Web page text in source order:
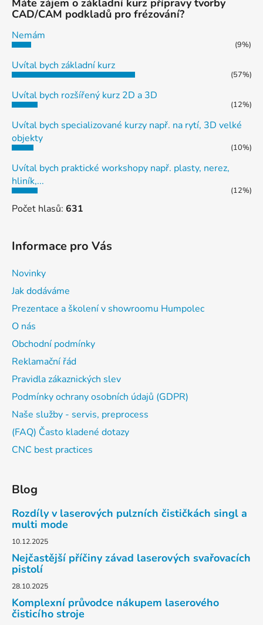
CAD/CAM podkladů pro frézování?
Nemám
(9%)
Uvítal bych základní kurz
(57%)
Uvítal bych rozšířený kurz 2D a 3D
(12%)
Uvítal bych specializované kurzy např. na rytí, 3D velké
objekty
(10%)
Uvítal bych praktické workshopy např. plasty, nerez,
hliník,...
(12%)
Počet hlasů: 631
Informace pro Vás
Novinky
Jak dodáváme
Prezentace a školení v showroomu Humpolec
O nás
Obchodní podmínky
Reklamační řád
Pravidla zákaznických slev
Podmínky ochrany osobních údajů (GDPR)
Naše služby - servis, preprocess
(FAQ) Často kladené dotazy
CNC best practices
Blog
Rozdíly v laserových pulzních čističkách singl a
multi mode
10.12.2025
Nejčastější příčiny závad laserových svařovacích
pistolí
28.10.2025
Komplexní průvodce nákupem laserového
čisticího stroje